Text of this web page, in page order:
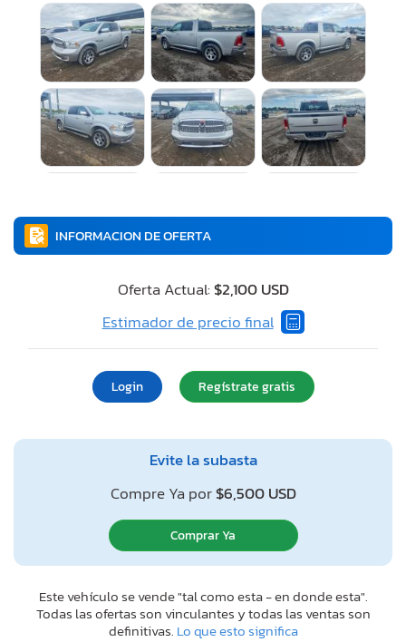
INFORMACION DE OFERTA
Oferta Actual: $2,100 USD
Estimador de precio final
Login Regístrate gratis
Evite la subasta
Compre Ya por$6,500 USD
Comprar Ya
Este vehículo se vende "tal como esta - en donde esta".
Todas las ofertas son vinculantes y todas las ventas son
definitivas. Lo que esto significa